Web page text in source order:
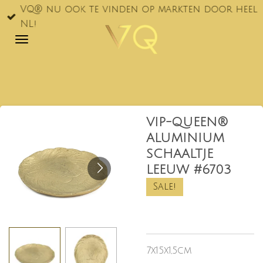
Ga
direct
naar
VQ® nu ook te vinden op markten door heel
NL!
VIP-QUEEN®
ALUMINIUM
SCHAALTJE
LEEUW #6703
Sale!
7x15x1,5cm